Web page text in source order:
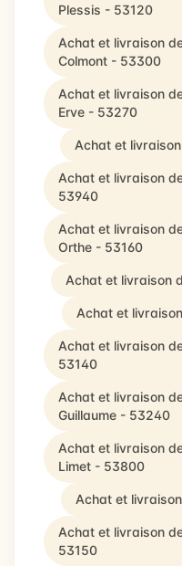
Plessis - 53120
Achat et livraison
Colmont - 53300
Achat et livraison
Erve - 53270
Achat et
Achat et livraison
53940
Achat et livraison
Orthe - 53160
Achat et livraison
Achat et
Achat et livraison
53140
Achat et livraison
Guillaume - 53240
Achat et livraison
Limet - 53800
Achat et
Achat et livraison
53150